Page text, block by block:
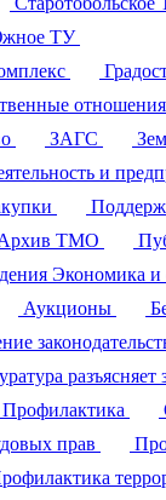
ТУ
отношения
ЗАГС
и
ТМО
Экономика
Аукционы
разъясняет
Профилактика
прав